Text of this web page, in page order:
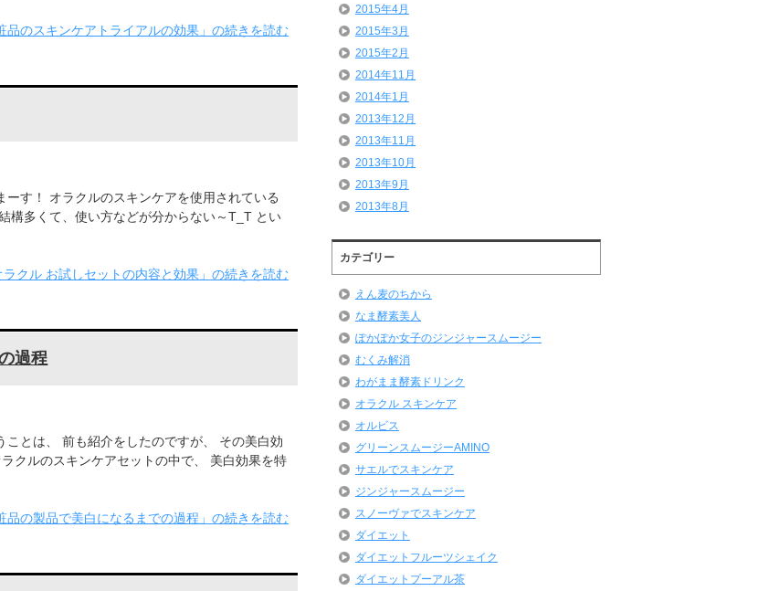
品のスキンケアトライアルの効果」の続きを読む
す！ オラクルのスキンケアを使用されている
構多くて、使い方などが分からない～T_T とい
ラクル お試しセットの内容と効果」の続きを読む
過程
とは、 前も紹介をしたのですが、 その美白効
クルのスキンケアセットの中で、 美白効果を特
品の製品で美白になるまでの過程」の続きを読む
2015年4月
2015年3月
2015年2月
2014年11月
2014年1月
2013年12月
2013年11月
2013年10月
2013年9月
2013年8月
カテゴリー
えん麦のちから
なま酵素美人
ぽかぽか女子のジンジャースムージー
むくみ解消
わがまま酵素ドリンク
オラクル スキンケア
オルビス
グリーンスムージーAMINO
サエルでスキンケア
ジンジャースムージー
スノーヴァでスキンケア
ダイエット
ダイエットフルーツシェイク
ダイエットプーアル茶